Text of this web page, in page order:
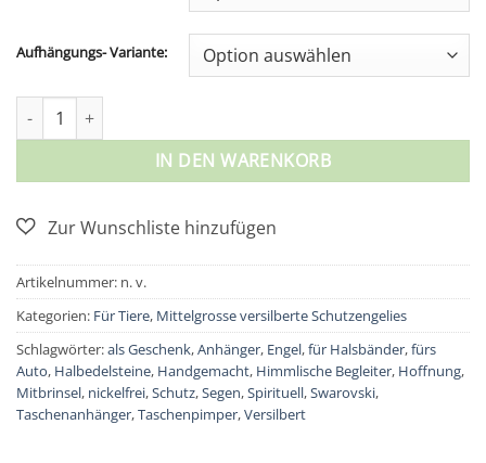
Aufhängungs- Variante:
Versilberte mittelgrosse Engelies Menge
IN DEN WARENKORB
Artikelnummer: n. v.
Kategorien: Für Tiere, Mittelgrosse versilberte Schutzengelies
Schlagwörter:als Geschenk,Anhänger, Engel,für Halsbänder,fürs
Auto, Halbedelsteine, Handgemacht, Himmlische Begleiter, Hoffnung,
Mitbrinsel, nickelfrei,Schutz,Segen,Spirituell,Swarovski,
Taschenanhänger,Taschenpimper,Versilbert